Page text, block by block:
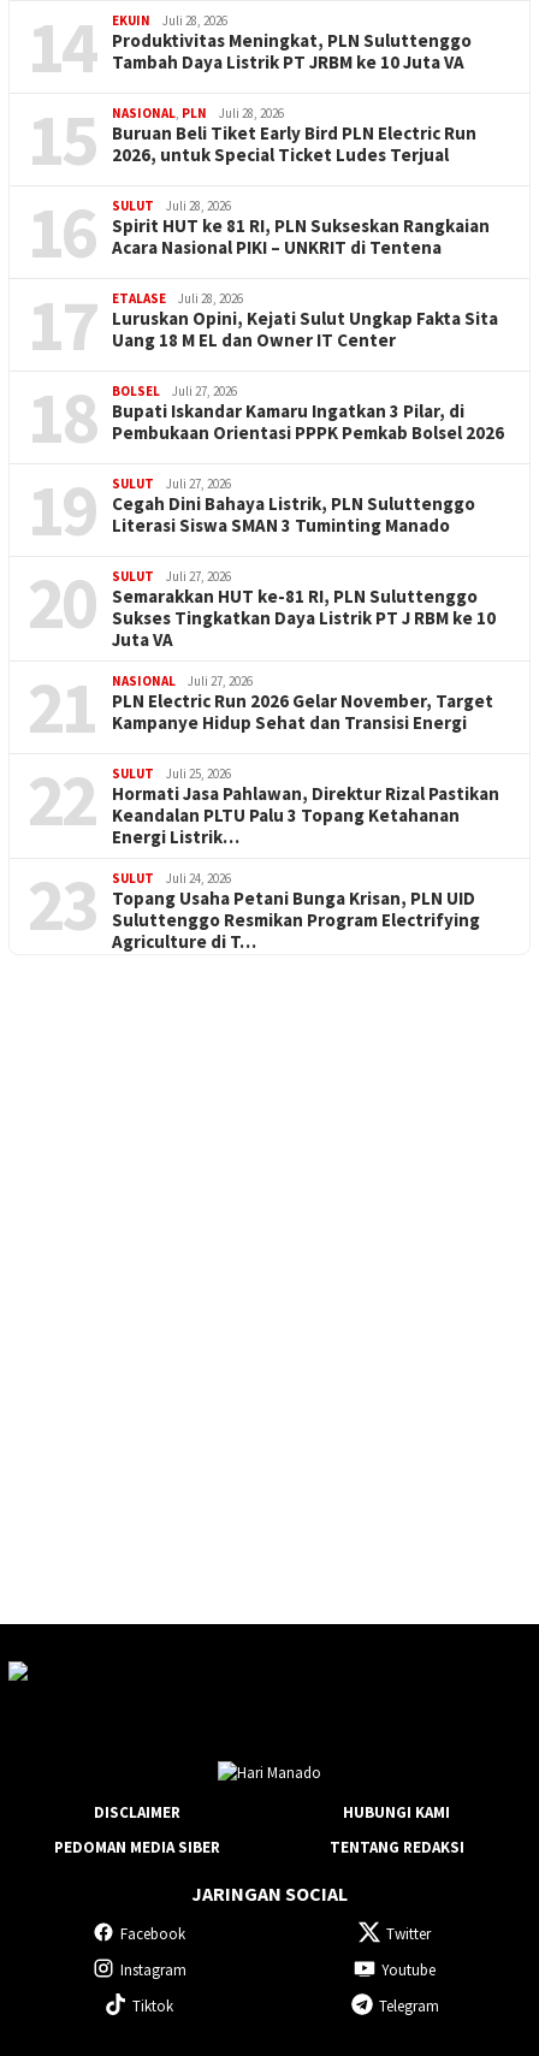
14 EKUIN Juli 28, 2026
Produktivitas Meningkat, PLN Suluttenggo
Tambah Daya Listrik PT JRBM ke 10 Juta VA
15 NASIONAL, PLN Juli 28, 2026
Buruan Beli Tiket Early Bird PLN Electric Run
2026, untuk Special Ticket Ludes Terjual
16 SULUT Juli 28, 2026
Spirit HUT ke 81 RI, PLN Sukseskan Rangkaian
Acara Nasional PIKI – UNKRIT di Tentena
17 ETALASE Juli 28, 2026
Luruskan Opini, Kejati Sulut Ungkap Fakta Sita
Uang 18 M EL dan Owner IT Center
18 BOLSEL Juli 27, 2026
Bupati Iskandar Kamaru Ingatkan 3 Pilar, di
Pembukaan Orientasi PPPK Pemkab Bolsel 2026
19 SULUT Juli 27, 2026
Cegah Dini Bahaya Listrik, PLN Suluttenggo
Literasi Siswa SMAN 3 Tuminting Manado
20 SULUT Juli 27, 2026
Semarakkan HUT ke-81 RI, PLN Suluttenggo
Sukses Tingkatkan Daya Listrik PT J RBM ke 10
Juta VA
21 NASIONAL Juli 27, 2026
PLN Electric Run 2026 Gelar November, Target
Kampanye Hidup Sehat dan Transisi Energi
22 SULUT Juli 25, 2026
Hormati Jasa Pahlawan, Direktur Rizal Pastikan
Keandalan PLTU Palu 3 Topang Ketahanan
Energi Listrik…
23 SULUT Juli 24, 2026
Topang Usaha Petani Bunga Krisan, PLN UID
Suluttenggo Resmikan Program Electrifying
Agriculture di T…
DISCLAIMER
HUBUNGI KAMI
PEDOMAN MEDIA SIBER
TENTANG REDAKSI
JARINGAN SOCIAL
Facebook
Twitter
Instagram
Youtube
Tiktok
Telegram